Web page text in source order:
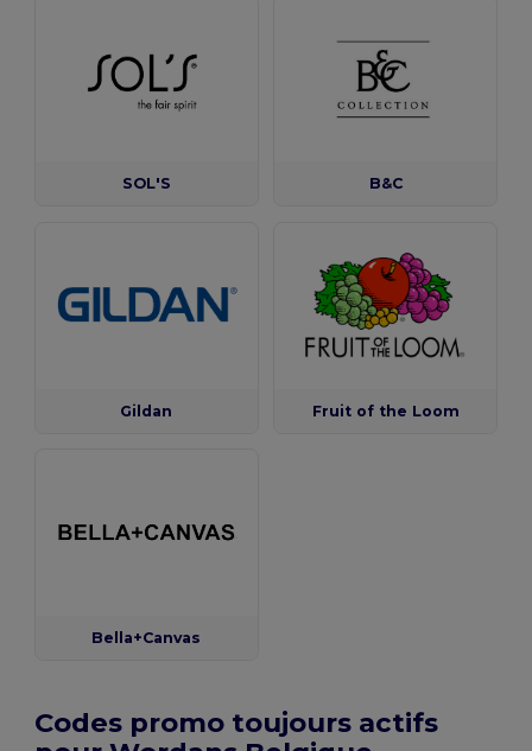
SOL'S B&C
Gildan Fruit of the Loom
Bella+Canvas
Codes promo toujours actifs